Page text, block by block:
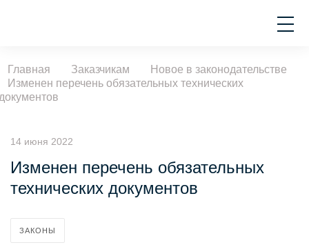
Главная Заказчикам
Новое в законодательстве
Изменен перечень обязательных технических
14 июня 2022
Изменен перечень обязательных
технических документов
ЗАКОНЫ